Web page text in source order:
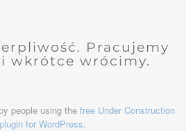
Pracujemy
wkrótce wrócimy.
people using the free Under Construction
for WordPress.